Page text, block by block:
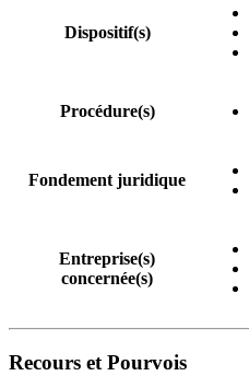
Dispositif(s)
Procédure(s)
Fondement juridique
Entreprise(s)
concernée(s)
Recours et Pourvois